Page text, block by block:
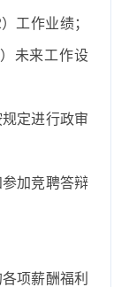
）工作业绩；
未来工作设
规定进行政审
加竞聘答辩
项薪酬福利